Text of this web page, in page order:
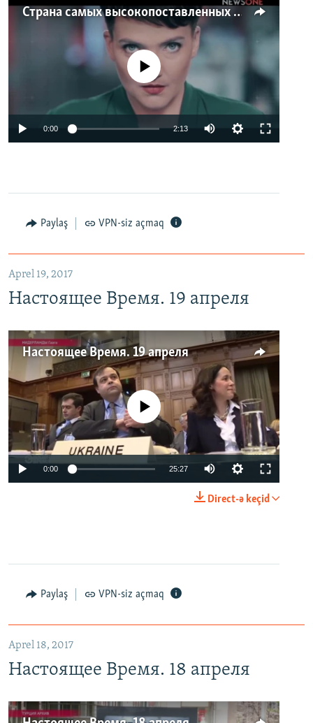
Страна самых высокопоставленных телеведущих. Почему политики захватили телеэфир Украины
No media source currently available
0:00 2:13
Paylaş VPN-siz açmaq
Aprel 19, 2017
Настоящее Время. 19 апреля
Настоящее Время. 19 апреля
No media source currently available
0:00 25:27
Direct-ə keçid
Paylaş VPN-siz açmaq
Aprel 18, 2017
Настоящее Время. 18 апреля